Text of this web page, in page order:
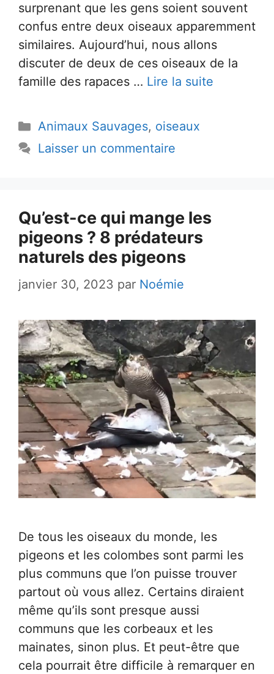
surprenant que les gens soient souvent
confus entre deux oiseaux apparemment
similaires. Aujourd’hui, nous allons
discuter de deux de ces oiseaux de la
famille des rapaces … Lire la suite
Catégories
Animaux Sauvages, oiseaux
Laisser un commentaire
Qu’est-ce qui mange les
pigeons ? 8 prédateurs
naturels des pigeons
janvier 30, 2023 par Noémie
De tous les oiseaux du monde, les
pigeons et les colombes sont parmi les
plus communs que l’on puisse trouver
partout où vous allez. Certains diraient
même qu’ils sont presque aussi
communs que les corbeaux et les
mainates, sinon plus. Et peut-être que
cela pourrait être difficile à remarquer en